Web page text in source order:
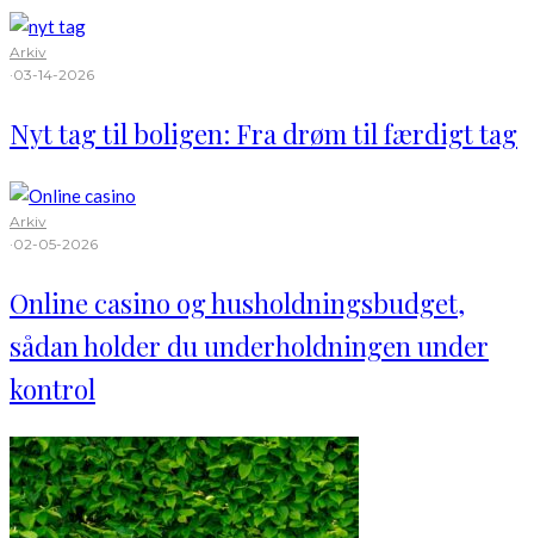
Arkiv
·03-14-2026
Nyt tag til boligen: Fra drøm til færdigt tag
Arkiv
·02-05-2026
Online casino og husholdningsbudget,
sådan holder du underholdningen under
kontrol